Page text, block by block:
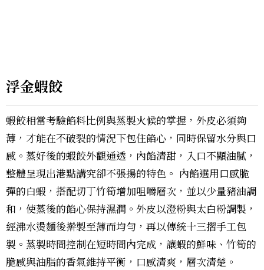
浮金蝦餃
蝦餃相當考驗餡料比例與蒸製火候的掌握，外皮必須夠
薄，才能在不破裂的情況下包住餡心，同時保留水分與口
感。蒸好後的蝦餃外觀通透，內餡清甜，入口不顯油膩，
整體呈現出港點講究卻不張揚的特色。 內餡選用口感脆
彈的白蝦，搭配切丁竹筍增加咀嚼層次，並以少量豬油調
和，使蒸後的餡心保持濕潤。外皮以澄粉與太白粉調製，
經沸水燙麵後擀製至薄而均勻，再以傳統十三摺手工包
製。蒸製時間控制在短時間內完成，讓蝦的鮮味、竹筍的
脆感與油脂的香氣維持平衡，口感清爽，層次清楚。